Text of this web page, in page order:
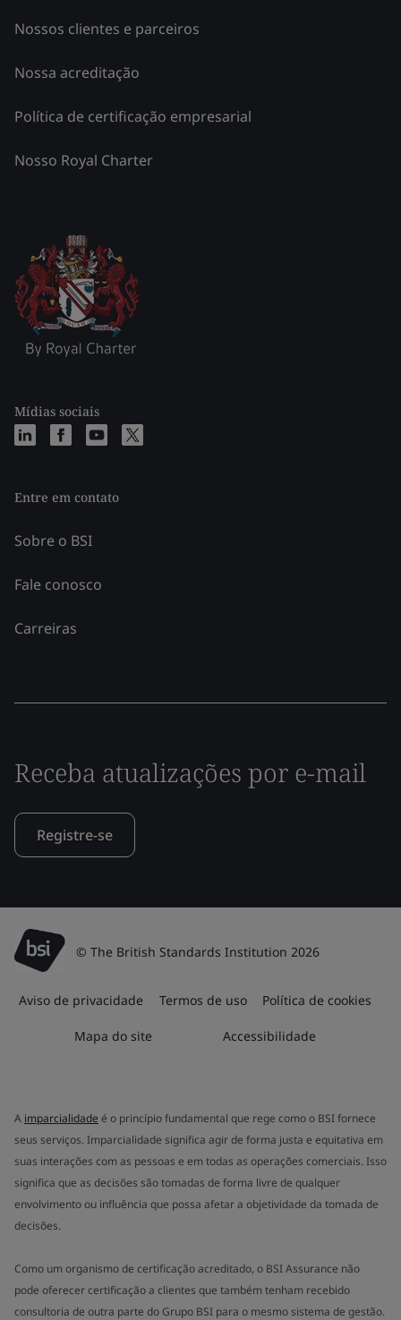
Nossos clientes e parceiros
Nossa acreditação
Política de certificação empresarial
Nosso Royal Charter
Mídias sociais
Entre em contato
Sobre o BSI
Fale conosco
Carreiras
Receba atualizações por e-mail
Registre-se
© The British Standards Institution 2026
Aviso de privacidade Termos de uso Política de cookies
Mapa do site Accessibilidade
A imparcialidade é o princípio fundamental que rege como o BSI fornece
seus serviços. Imparcialidade significa agir de forma justa e equitativa em
suas interações com as pessoas e em todas as operações comerciais. Isso
significa que as decisões são tomadas de forma livre de qualquer
envolvimento ou influência que possa afetar a objetividade da tomada de
decisões.
Como um organismo de certificação acreditado, o BSI Assurance não
pode oferecer certificação a clientes que também tenham recebido
consultoria de outra parte do Grupo BSI para o mesmo sistema de gestão.